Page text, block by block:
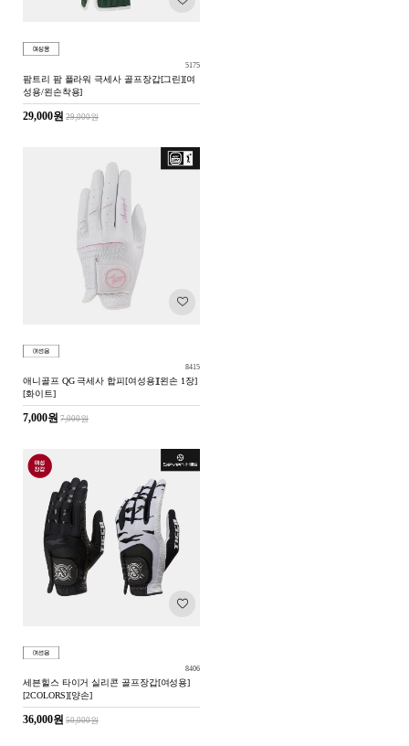
5175
팜트리 팜 플라워 극세사 골프장갑[그린][여
성용/왼손착용]
29,000원29,000원
8415
애니골프 QG 극세사 합피[여성용][왼손 1장]
[화이트]
7,000원7,000원
8406
세븐힐스 타이거 실리콘 골프장갑[여성용]
[2COLORS][양손]
36,000원50,000원